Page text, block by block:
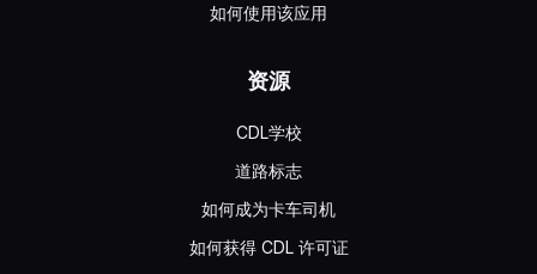
如何使用该应用
资源
CDL学校
道路标志
如何成为卡车司机
如何获得 CDL 许可证